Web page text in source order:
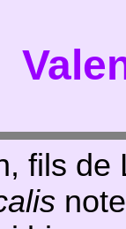
fils
note